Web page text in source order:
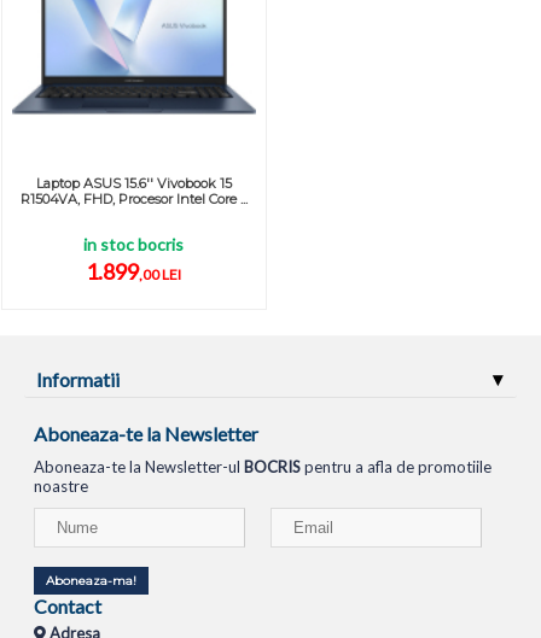
Laptop ASUS 15.6'' Vivobook 15
R1504VA, FHD, Procesor Intel Core ...
in stoc bocris
1.899,00 LEI
Informatii
Aboneaza-te la Newsletter
Aboneaza-te la Newsletter-ul BOCRISpentru a afla de promotiile
noastre
Aboneaza-ma!
Contact
Adresa